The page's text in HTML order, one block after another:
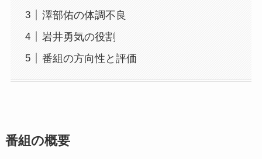
澤部佑の体調不良
岩井勇気の役割
番組の方向性と評価
番組の概要